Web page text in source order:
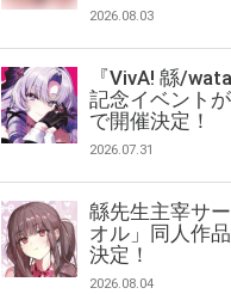
2026.08.03
『VivA! 緜/
記念イベント
で開催決定！
2026.07.31
緜先生主宰サ
オル」同人作
決定！
2026.08.04